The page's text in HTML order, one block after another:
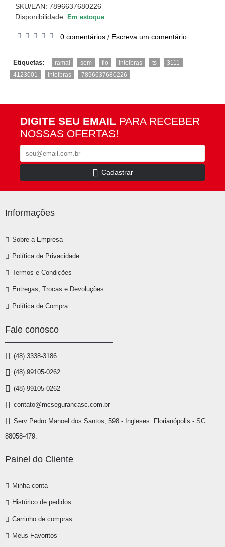
SKU/EAN: 7896637680226
Disponibilidade: Em estoque
0 comentários / Escreva um comentário
Etiquetas: ramal sem fio intelbras ts 3111
4123001 Intelbras 7896637680226
DIGITE SEU EMAIL PARA RECEBER
NOSSAS OFERTAS!
Cadastrar
Informações
Sobre a Empresa
Política de Privacidade
Termos e Condições
Entregas, Trocas e Devoluções
Política de Compra
Fale conosco
(48) 3338-3186
(48) 99105-0262
(48) 99105-0262
contato@mcsegurancasc.com.br
Serv Pedro Manoel dos Santos, 598 - Ingleses. Florianópolis - SC.
88058-479.
Painel do Cliente
Minha conta
Histórico de pedidos
Carrinho de compras
Meus Favoritos